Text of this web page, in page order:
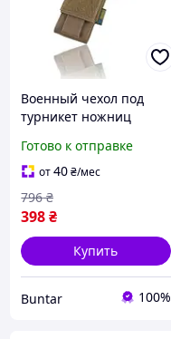
Военный чехол под
турникет ножниц
койот с креплением
молле BUN-201
Готово к отправке
от40₴/мес
398₴
796 ₴
Купить
Buntar 100%